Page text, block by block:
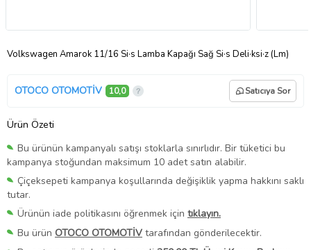
Volkswagen Amarok 11/16 Si·s Lamba Kapağı Sağ Si·s Deli·ksi·z (Lm)
OTOCO OTOMOTİV 10,0 Satıcıya Sor
Ürün Özeti
Bu ürünün kampanyalı satışı stoklarla sınırlıdır. Bir tüketici bu
kampanya stoğundan maksimum 10 adet satın alabilir.
Çiçeksepeti kampanya koşullarında değişiklik yapma hakkını saklı
tutar.
Ürünün iade politikasını öğrenmek için tıklayın.
Bu ürün OTOCO OTOMOTİV tarafından gönderilecektir.